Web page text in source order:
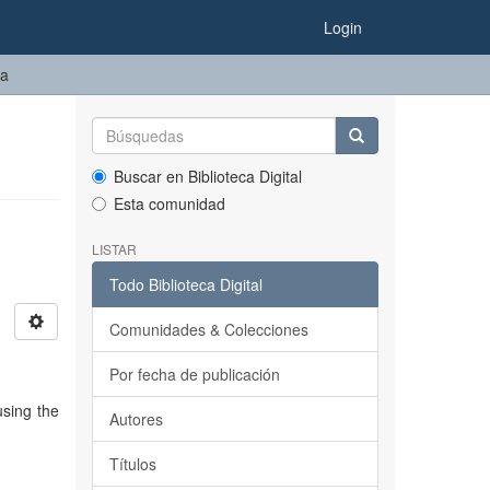
Login
the
Buscar en Biblioteca Digital
Esta comunidad
LISTAR
Todo Biblioteca Digital
Comunidades & Colecciones
Por fecha de publicación
Autores
Títulos